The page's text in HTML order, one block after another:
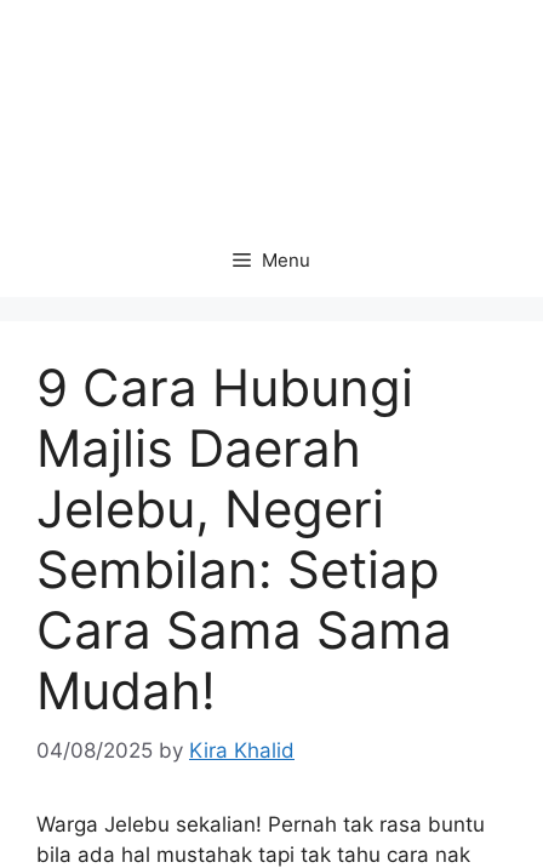
Menu
9 Cara Hubungi
Majlis Daerah
Jelebu, Negeri
Sembilan: Setiap
Cara Sama Sama
Mudah!
04/08/2025 by Kira Khalid
Warga Jelebu sekalian! Pernah tak rasa buntu
bila ada hal mustahak tapi tak tahu cara nak